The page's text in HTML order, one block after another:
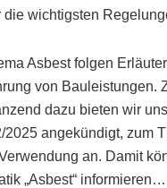
wichtigsten
Asbest folgen
von Bauleistungen.
dazu bieten wir
angekündigt, zum
an. Damit
„Asbest“